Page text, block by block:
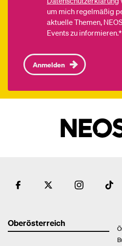
um mich regelmäßig
aktuelle Themen,
Events zu informieren.*
Anmelden
Oberösterreich